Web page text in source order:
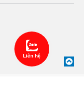
Liên hệ